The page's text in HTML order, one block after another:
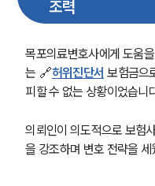
조력
목포의료변호사에게 도움
는 🔗허위진단서 보험금으
피할 수 없는 상황이었습니
의뢰인이 의도적으로 보험
을 강조하며 변호 전략을 세